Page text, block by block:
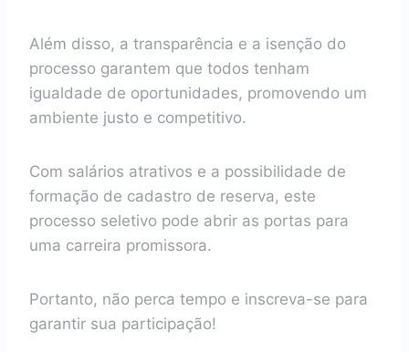
Além disso, a transparência e a isenção do
processo garantem que todos tenham
igualdade de oportunidades, promovendo um
ambiente justo e competitivo.
Com salários atrativos e a possibilidade de
formação de cadastro de reserva, este
processo seletivo pode abrir as portas para
uma carreira promissora.
Portanto, não perca tempo e inscreva-se para
garantir sua participação!